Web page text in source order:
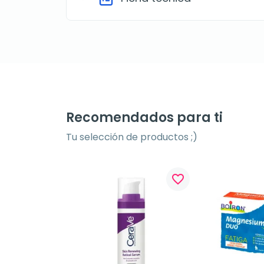
Recomendados para ti
Tu selección de productos ;)
favorite_border